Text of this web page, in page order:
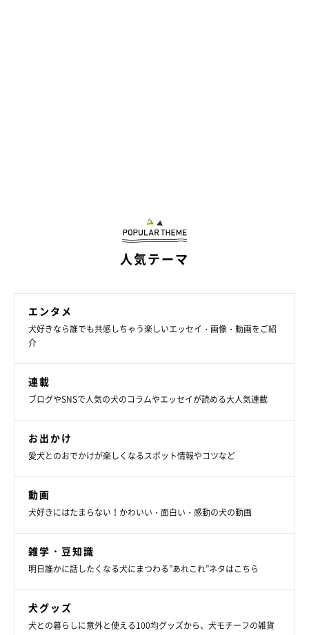
人気テーマ
エンタメ
犬好きなら誰でも共感しちゃう楽しいエッセイ・画像・動画をご紹
介
連載
ブログやSNSで人気の犬のコラムやエッセイが読める大人気連載
お出かけ
愛犬とのおでかけが楽しくなるスポット情報やコツなど
動画
犬好きにはたまらない！かわいい・面白い・感動の犬の動画
雑学・豆知識
明日誰かに話したくなる犬にまつわる”あれこれ”ネタはこちら
犬グッズ
犬との暮らしに意外と使える100均グッズから、犬モチーフの雑貨